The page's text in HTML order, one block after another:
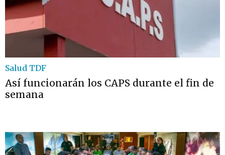
Salud TDF
Así funcionarán los CAPS durante el fin de
semana